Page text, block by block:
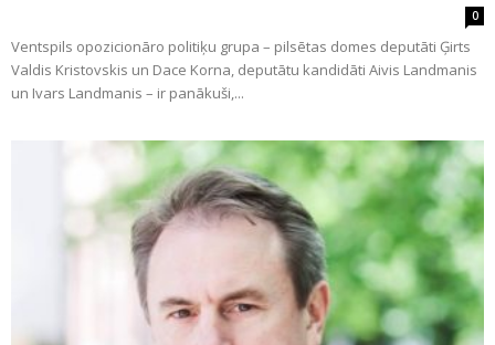
0
Ventspils opozicionāro politiķu grupa – pilsētas domes deputāti Ģirts
Valdis Kristovskis un Dace Korna, deputātu kandidāti Aivis Landmanis
un Ivars Landmanis – ir panākuši,...